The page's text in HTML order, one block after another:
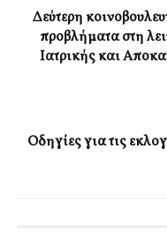
Δεύτερη
προβλήματα στη
Ιατρικής και
Οδηγίες για τις